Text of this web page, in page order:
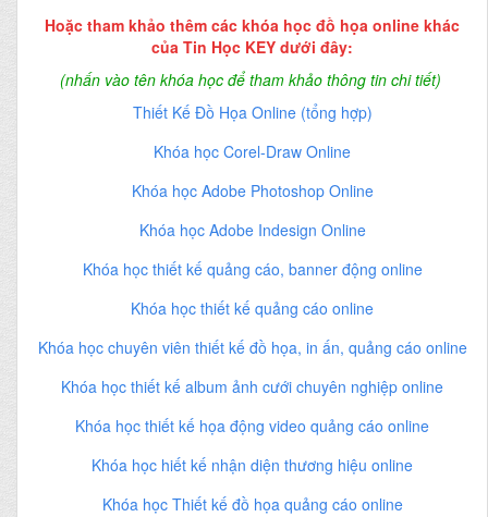
Hoặc tham khảo thêm các khóa học đồ họa online khác
của Tin Học KEY dưới đây:
(nhấn vào tên khóa học để tham khảo thông tin chi tiết)
Thiết Kế Đồ Họa Online (tổng hợp)
Khóa học Corel-Draw Online
Khóa học Adobe Photoshop Online
Khóa học Adobe Indesign Online
Khóa học thiết kế quảng cáo, banner động online
Khóa học thiết kế quảng cáo online
Khóa học chuyên viên thiết kế đồ họa, in ấn, quảng cáo online
Khóa học thiết kế album ảnh cưới chuyên nghiệp online
Khóa học thiết kế họa động video quảng cáo online
Khóa học hiết kế nhận diện thương hiệu online
Khóa học Thiết kế đồ họa quảng cáo online